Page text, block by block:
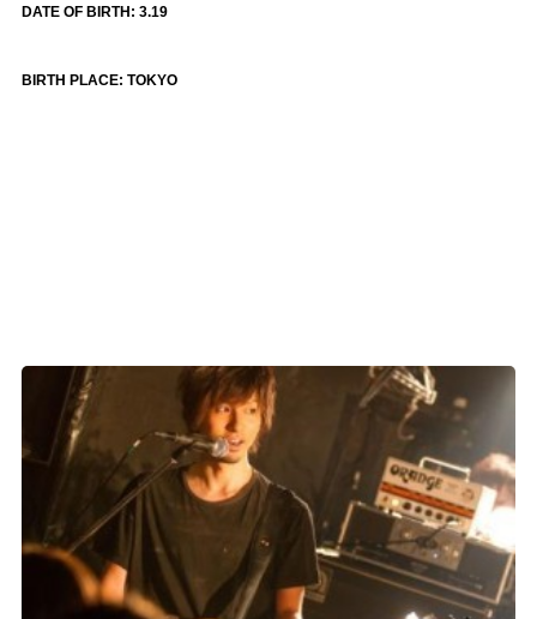
DATE OF BIRTH: 3.19
BIRTH PLACE: TOKYO